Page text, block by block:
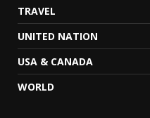
TRAVEL
UNITED NATION
USA & CANADA
WORLD